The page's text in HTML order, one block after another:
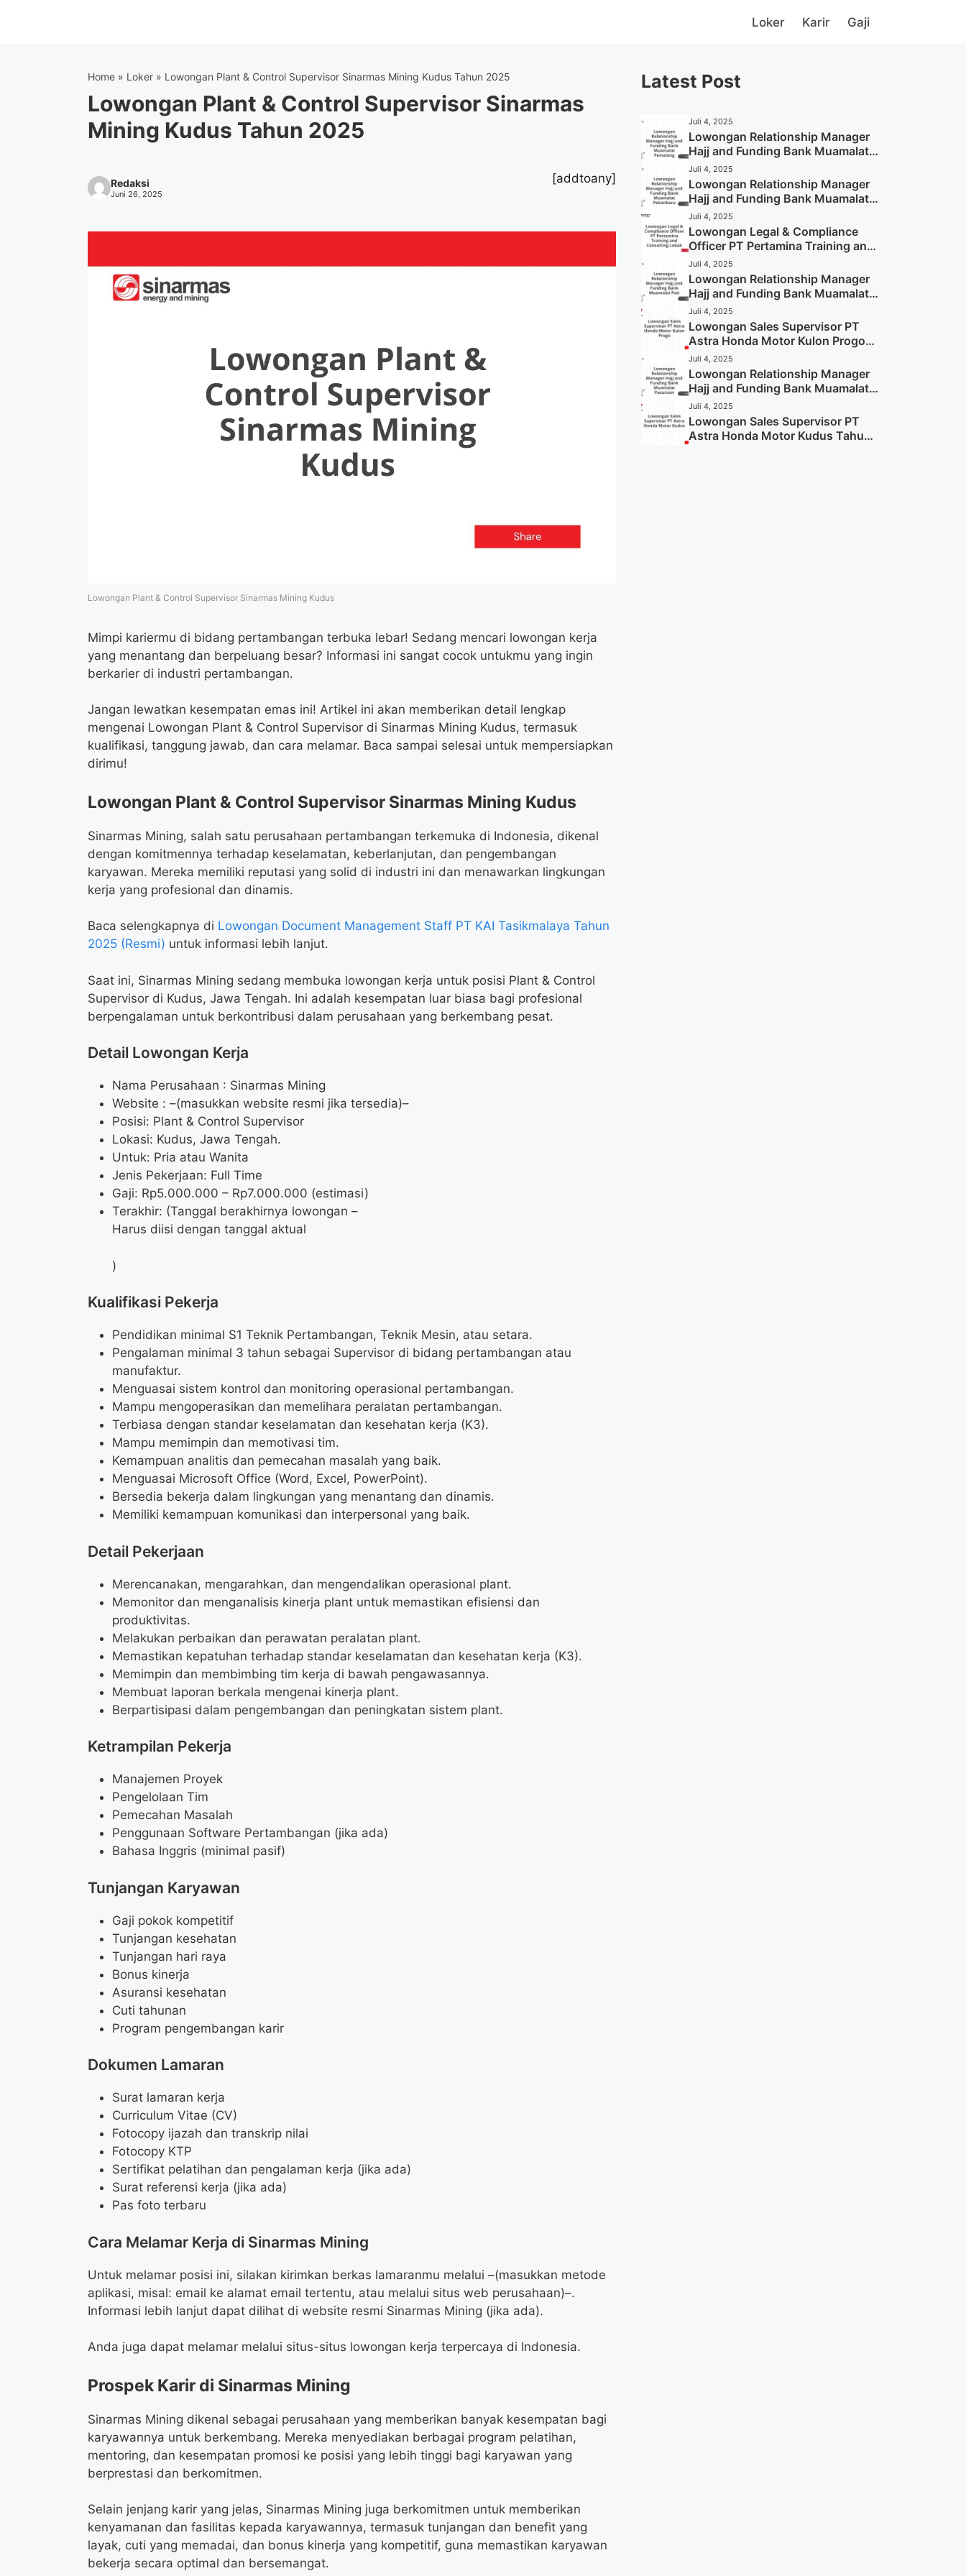
Loker Karir Gaji
Home » Loker » Lowongan Plant & Control Supervisor Sinarmas Mining Kudus Tahun 2025
Lowongan Plant & Control Supervisor Sinarmas
Mining Kudus Tahun 2025
Redaksi
Juni 26, 2025
[addtoany]
Lowongan Plant & Control Supervisor Sinarmas Mining Kudus
Mimpi kariermu di bidang pertambangan terbuka lebar! Sedang mencari lowongan kerja
yang menantang dan berpeluang besar? Informasi ini sangat cocok untukmu yang ingin
berkarier di industri pertambangan.
Jangan lewatkan kesempatan emas ini! Artikel ini akan memberikan detail lengkap
mengenai Lowongan Plant & Control Supervisor di Sinarmas Mining Kudus, termasuk
kualifikasi, tanggung jawab, dan cara melamar. Baca sampai selesai untuk mempersiapkan
dirimu!
Lowongan Plant & Control Supervisor Sinarmas Mining Kudus
Sinarmas Mining, salah satu perusahaan pertambangan terkemuka di Indonesia, dikenal
dengan komitmennya terhadap keselamatan, keberlanjutan, dan pengembangan
karyawan. Mereka memiliki reputasi yang solid di industri ini dan menawarkan lingkungan
kerja yang profesional dan dinamis.
Baca selengkapnya di Lowongan Document Management Staff PT KAI Tasikmalaya Tahun
2025 (Resmi) untuk informasi lebih lanjut.
Saat ini, Sinarmas Mining sedang membuka lowongan kerja untuk posisi Plant & Control
Supervisor di Kudus, Jawa Tengah. Ini adalah kesempatan luar biasa bagi profesional
berpengalaman untuk berkontribusi dalam perusahaan yang berkembang pesat.
Detail Lowongan Kerja
Nama Perusahaan : Sinarmas Mining
Website : –(masukkan website resmi jika tersedia)–
Posisi: Plant & Control Supervisor
Lokasi: Kudus, Jawa Tengah.
Untuk: Pria atau Wanita
Jenis Pekerjaan: Full Time
Gaji: Rp5.000.000 – Rp7.000.000 (estimasi)
Terakhir: (Tanggal berakhirnya lowongan –
Harus diisi dengan tanggal aktual
)
Kualifikasi Pekerja
Pendidikan minimal S1 Teknik Pertambangan, Teknik Mesin, atau setara.
Pengalaman minimal 3 tahun sebagai Supervisor di bidang pertambangan atau
manufaktur.
Menguasai sistem kontrol dan monitoring operasional pertambangan.
Mampu mengoperasikan dan memelihara peralatan pertambangan.
Terbiasa dengan standar keselamatan dan kesehatan kerja (K3).
Mampu memimpin dan memotivasi tim.
Kemampuan analitis dan pemecahan masalah yang baik.
Menguasai Microsoft Office (Word, Excel, PowerPoint).
Bersedia bekerja dalam lingkungan yang menantang dan dinamis.
Memiliki kemampuan komunikasi dan interpersonal yang baik.
Detail Pekerjaan
Merencanakan, mengarahkan, dan mengendalikan operasional plant.
Memonitor dan menganalisis kinerja plant untuk memastikan efisiensi dan
produktivitas.
Melakukan perbaikan dan perawatan peralatan plant.
Memastikan kepatuhan terhadap standar keselamatan dan kesehatan kerja (K3).
Memimpin dan membimbing tim kerja di bawah pengawasannya.
Membuat laporan berkala mengenai kinerja plant.
Berpartisipasi dalam pengembangan dan peningkatan sistem plant.
Ketrampilan Pekerja
Manajemen Proyek
Pengelolaan Tim
Pemecahan Masalah
Penggunaan Software Pertambangan (jika ada)
Bahasa Inggris (minimal pasif)
Tunjangan Karyawan
Gaji pokok kompetitif
Tunjangan kesehatan
Tunjangan hari raya
Bonus kinerja
Asuransi kesehatan
Cuti tahunan
Program pengembangan karir
Dokumen Lamaran
Surat lamaran kerja
Curriculum Vitae (CV)
Fotocopy ijazah dan transkrip nilai
Fotocopy KTP
Sertifikat pelatihan dan pengalaman kerja (jika ada)
Surat referensi kerja (jika ada)
Pas foto terbaru
Cara Melamar Kerja di Sinarmas Mining
Untuk melamar posisi ini, silakan kirimkan berkas lamaranmu melalui –(masukkan metode
aplikasi, misal: email ke alamat email tertentu, atau melalui situs web perusahaan)–.
Informasi lebih lanjut dapat dilihat di website resmi Sinarmas Mining (jika ada).
Anda juga dapat melamar melalui situs-situs lowongan kerja terpercaya di Indonesia.
Prospek Karir di Sinarmas Mining
Sinarmas Mining dikenal sebagai perusahaan yang memberikan banyak kesempatan bagi
karyawannya untuk berkembang. Mereka menyediakan berbagai program pelatihan,
mentoring, dan kesempatan promosi ke posisi yang lebih tinggi bagi karyawan yang
berprestasi dan berkomitmen.
Selain jenjang karir yang jelas, Sinarmas Mining juga berkomitmen untuk memberikan
kenyamanan dan fasilitas kepada karyawannya, termasuk tunjangan dan benefit yang
layak, cuti yang memadai, dan bonus kinerja yang kompetitif, guna memastikan karyawan
bekerja secara optimal dan bersemangat.
Latest Post
Juli 4, 2025
Lowongan Relationship Manager
Hajj and Funding Bank Muamalat
Pemalang Tahun 2025
Juli 4, 2025
Lowongan Relationship Manager
Hajj and Funding Bank Muamalat
Pekanbaru Tahun 2025 (Apply
Now)
Juli 4, 2025
Lowongan Legal & Compliance
Officer PT Pertamina Training and
Consulting Lebak Tahun 2025
(Apply Now)
Juli 4, 2025
Lowongan Relationship Manager
Hajj and Funding Bank Muamalat
Pati Tahun 2025 (Lamar
Sekarang)
Juli 4, 2025
Lowongan Sales Supervisor PT
Astra Honda Motor Kulon Progo
Tahun 2025 (Resmi)
Juli 4, 2025
Lowongan Relationship Manager
Hajj and Funding Bank Muamalat
Pasuruan Tahun 2025 (Apply
Now)
Juli 4, 2025
Lowongan Sales Supervisor PT
Astra Honda Motor Kudus Tahun